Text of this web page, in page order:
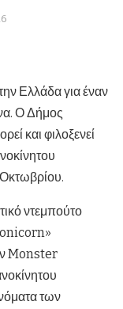
Ελλάδα για έναν
Ο Δήμος
και φιλοξενεί
ντεμπούτο
Monster
των